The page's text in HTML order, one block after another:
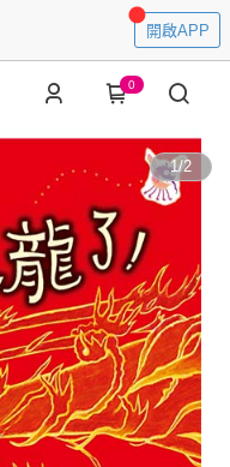
開啟APP
0
1/2